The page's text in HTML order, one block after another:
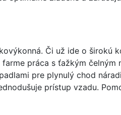
Či už ide o širokú
práca s ťažkým čelným
pre plynulý chod
prístup vzadu.